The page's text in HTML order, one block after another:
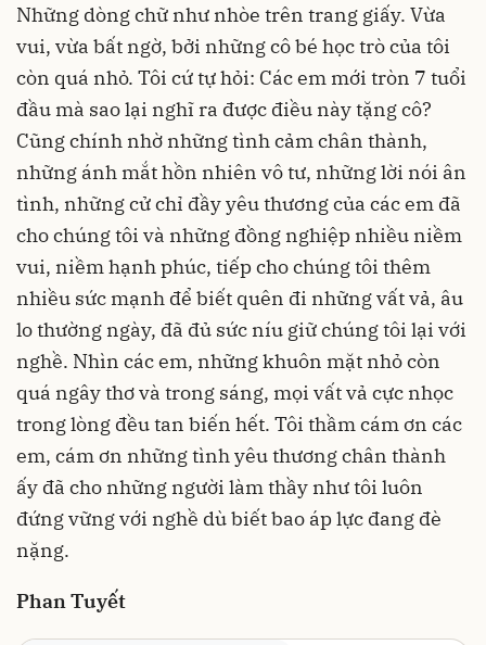
Những dòng chữ như nhòe trên trang giấy. Vừa
vui, vừa bất ngờ, bởi những cô bé học trò của tôi
còn quá nhỏ. Tôi cứ tự hỏi: Các em mới tròn 7 tuổi
đầu mà sao lại nghĩ ra được điều này tặng cô?
Cũng chính nhờ những tình cảm chân thành,
những ánh mắt hồn nhiên vô tư, những lời nói ân
tình, những cử chỉ đầy yêu thương của các em đã
cho chúng tôi và những đồng nghiệp nhiều niềm
vui, niềm hạnh phúc, tiếp cho chúng tôi thêm
nhiều sức mạnh để biết quên đi những vất vả, âu
lo thường ngày, đã đủ sức níu giữ chúng tôi lại với
nghề. Nhìn các em, những khuôn mặt nhỏ còn
quá ngây thơ và trong sáng, mọi vất vả cực nhọc
trong lòng đều tan biến hết. Tôi thầm cám ơn các
em, cám ơn những tình yêu thương chân thành
ấy đã cho những người làm thầy như tôi luôn
đứng vững với nghề dù biết bao áp lực đang đè
nặng.
Phan Tuyết